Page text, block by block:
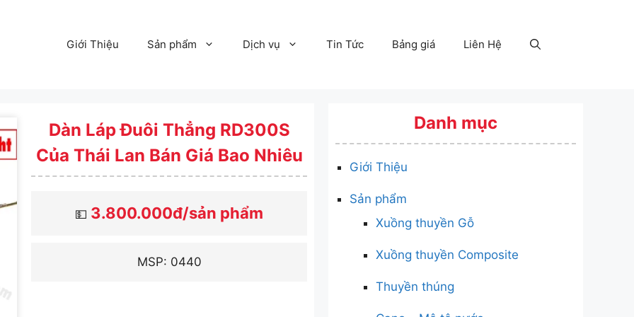
Giới Thiệu Sản phẩm Dịch vụ Tin Tức Bảng giá Liên Hệ
Dàn Láp Đuôi Thẳng RD300S
Của Thái Lan Bán Giá Bao Nhiêu
💵 3.800.000đ/sản phẩm
MSP: 0440
Danh mục
Giới Thiệu
Sản phẩm
Xuồng thuyền Gỗ
Xuồng thuyền Composite
Thuyền thúng